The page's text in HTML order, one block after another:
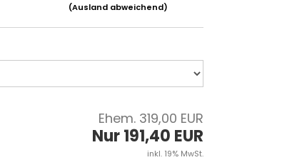
(Ausland abweichend)
Ehem. 319,00 EUR
Nur 191,40 EUR
inkl. 19% MwSt.